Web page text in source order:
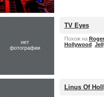
нет
фотографии
TV Eyes
Похож на
Hollywood
Linus Of